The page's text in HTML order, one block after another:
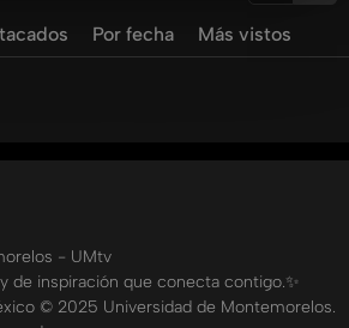
show/1M8rs0Jdb1dSosLfSQfx3r?
Por fecha
Más vistos
- UMtv
de inspiración que conecta contigo.✨
© 2025 Universidad de Montemorelos.